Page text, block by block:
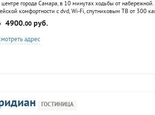
центре города Самара, в 10 минутах ходьбы от
комфортности с dvd, Wi-Fi, спутниковым ТВ от 300
принадлежностями, апартамент оснащен кухней. В
переговоры, факс...
4900.00руб.
адрес
ГОСТИНИЦА